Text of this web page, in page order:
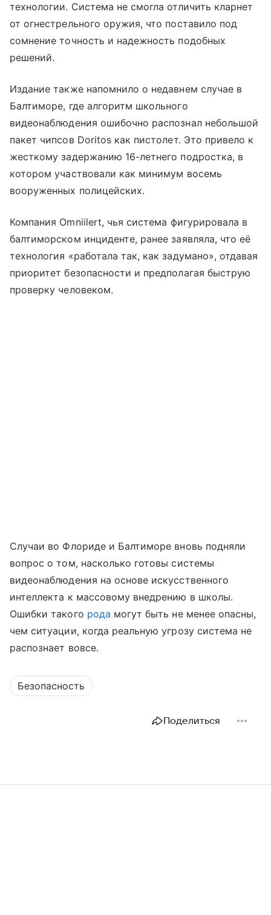
технологии. Система не смогла отличить кларнет
от огнестрельного оружия, что поставило под
сомнение точность и надежность подобных
решений.
Издание также напомнило о недавнем случае в
Балтиморе, где алгоритм школьного
видеонаблюдения ошибочно распознал небольшой
пакет чипсов Doritos как пистолет. Это привело к
жесткому задержанию 16-летнего подростка, в
котором участвовали как минимум восемь
вооруженных полицейских.
Компания Omniilert, чья система фигурировала в
балтиморском инциденте, ранее заявляла, что её
технология «работала так, как задумано», отдавая
приоритет безопасности и предполагая быструю
проверку человеком.
Случаи во Флориде и Балтиморе вновь подняли
вопрос о том, насколько готовы системы
видеонаблюдения на основе искусственного
интеллекта к массовому внедрению в школы.
Ошибки такого рода могут быть не менее опасны,
чем ситуации, когда реальную угрозу система не
распознает вовсе.
Безопасность
Поделиться